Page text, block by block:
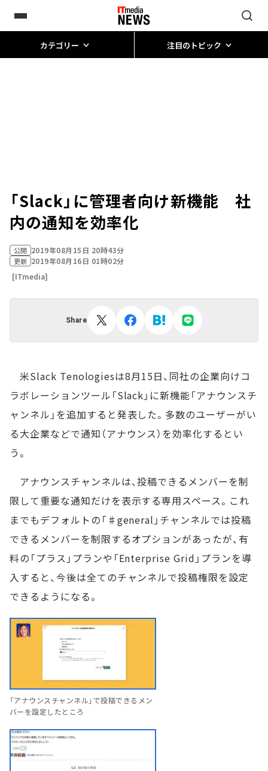
カテゴリー 注目のトピック
「Slack」に管理者向け新機能 社
内の通知を効率化
公開 2019年08月15日 20時43分
更新 2019年08月16日 01時02分
[ITmedia]
Share
米Slack Tenologiesは8月15日、同社の企業向けコ
ラボレーションツール「Slack」に新機能「アナウンスチ
ャンネル」を追加すると発表した。多数のユーザーがい
る大企業などで通知（アナウンス）を効率化するとい
う。
アナウンスチャンネルは、投稿できるメンバーを制
限して重要な通知だけを表示する専用スペース。これ
までもデフォルトの「♯general」チャンネルでは投稿
できるメンバーを制限するオプションがあったが、有
料の「プラス」プランや「Enterprise Grid」プランを導
入すると、今後は全てのチャンネルで投稿権限を設定
できるようになる。
「アナウンスチャンネル」で投稿できるメン
バーを設定したところ